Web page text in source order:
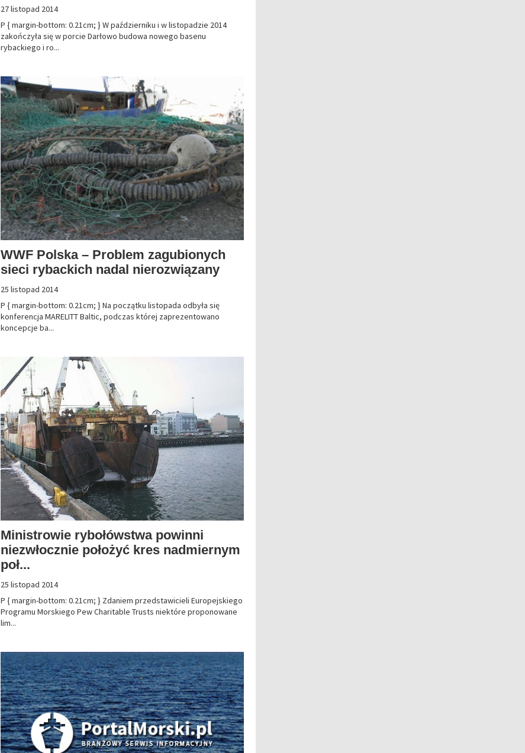
27 listopad 2014
P { margin-bottom: 0.21cm; } W październiku i w listopadzie 2014
zakończyła się w porcie Darłowo budowa nowego basenu
rybackiego i ro...
WWF Polska – Problem zagubionych
sieci rybackich nadal nierozwiązany
25 listopad 2014
P { margin-bottom: 0.21cm; } Na początku listopada odbyła się
konferencja MARELITT Baltic, podczas której zaprezentowano
koncepcje ba...
Ministrowie rybołówstwa powinni
niezwłocznie położyć kres nadmiernym
poł...
25 listopad 2014
P { margin-bottom: 0.21cm; } Zdaniem przedstawicieli Europejskiego
Programu Morskiego Pew Charitable Trusts niektóre proponowane
lim...